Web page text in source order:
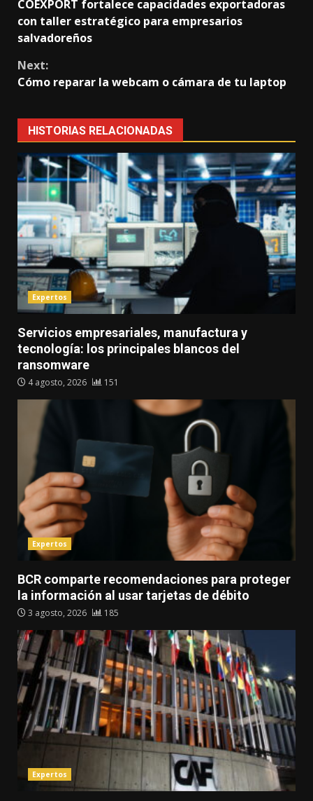
Reading
COEXPORT fortalece capacidades exportadoras
con taller estratégico para empresarios
salvadoreños
Next:
Cómo reparar la webcam o cámara de tu laptop
HISTORIAS RELACIONADAS
Expertos
Servicios empresariales, manufactura y
tecnología: los principales blancos del
ransomware
4 agosto, 2026 151
Expertos
BCR comparte recomendaciones para proteger
la información al usar tarjetas de débito
3 agosto, 2026 185
Expertos